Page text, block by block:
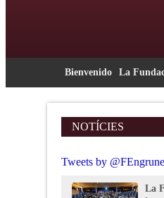
Bienvenido La
NOTÍCIES
Tweets by
La